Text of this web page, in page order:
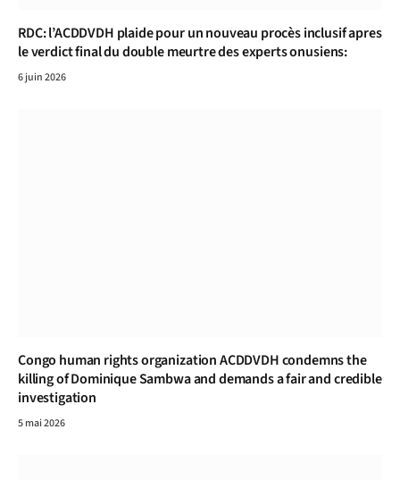
RDC: l’ACDDVDH plaide pour un nouveau procès inclusif apres
le verdict final du double meurtre des experts onusiens:
6 juin 2026
Congo human rights organization ACDDVDH condemns the
killing of Dominique Sambwa and demands a fair and credible
investigation
5 mai 2026